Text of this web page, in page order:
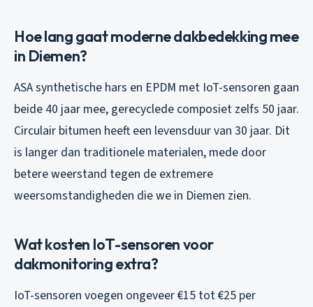
Hoe lang gaat moderne dakbedekking mee
in Diemen?
ASA synthetische hars en EPDM met IoT-sensoren gaan
beide 40 jaar mee, gerecyclede composiet zelfs 50 jaar.
Circulair bitumen heeft een levensduur van 30 jaar. Dit
is langer dan traditionele materialen, mede door
betere weerstand tegen de extremere
weersomstandigheden die we in Diemen zien.
Wat kosten IoT-sensoren voor
dakmonitoring extra?
IoT-sensoren voegen ongeveer €15 tot €25 per